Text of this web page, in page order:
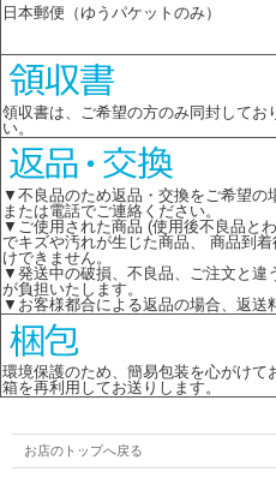
日本郵便（ゆうパケットのみ）
領収書は、ご希望の方のみ同封してお
い。
▼不良品のため返品・交換をご希望
または電話でご連絡ください。
▼ご使用された商品 (使用後不良品と
でキズや汚れが生じた商品、 商品到
けできません。
▼発送中の破損、不良品、ご注文と違
が負担いたします。
▼お客様都合による返品の場合、返送
環境保護のため、簡易包装を心がけ
箱を再利用してお送りします。
お店のトップへ戻る